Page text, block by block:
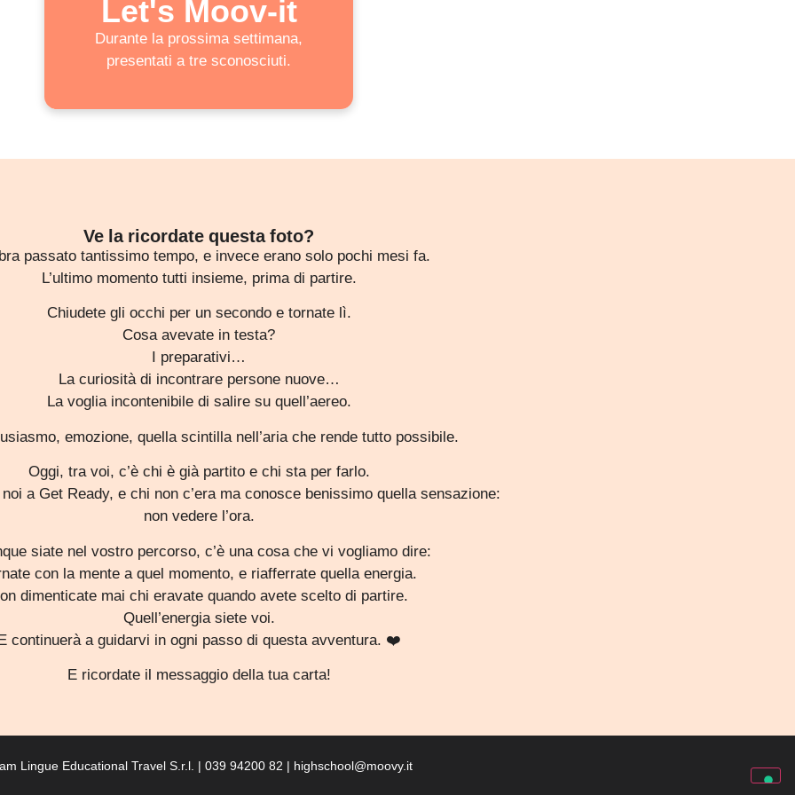
Let's Moov-it
Durante la prossima settimana,
presentati a tre sconosciuti.
Ve la ricordate questa foto?
passato tantissimo tempo, e invece erano solo pochi mesi fa.
L’ultimo momento tutti insieme, prima di partire.
Chiudete gli occhi per un secondo e tornate lì.
Cosa avevate in testa?
I preparativi…
La curiosità di incontrare persone nuove…
La voglia incontenibile di salire su quell’aereo.
emozione, quella scintilla nell’aria che rende tutto possibile.
Oggi, tra voi, c’è chi è già partito e chi sta per farlo.
a Get Ready, e chi non c’era ma conosce benissimo quella sensazione:
non vedere l’ora.
siate nel vostro percorso, c’è una cosa che vi vogliamo dire:
con la mente a quel momento, e riafferrate quella energia.
dimenticate mai chi eravate quando avete scelto di partire.
Quell’energia siete voi.
continuerà a guidarvi in ogni passo di questa avventura. ❤️
E ricordate il messaggio della tua carta!
Lingue Educational Travel S.r.l. | 039 94200 82 | highschool@moovy.it